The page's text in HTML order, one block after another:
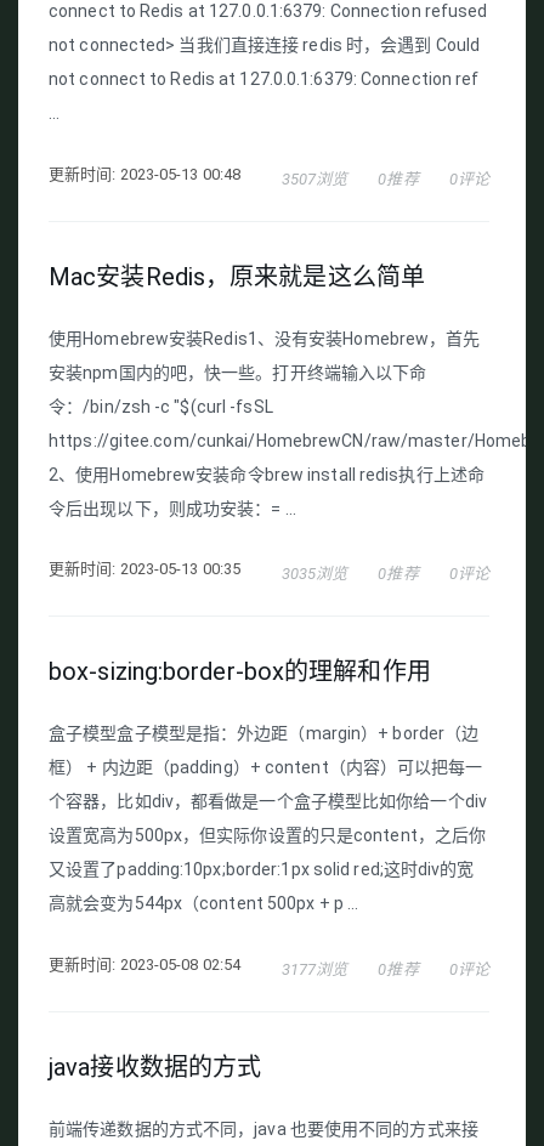
connect to Redis at 127.0.0.1:6379: Connection refused
not connected> 当我们直接连接 redis 时，会遇到 Could
not connect to Redis at 127.0.0.1:6379: Connection ref
更新时间: 2023-05-13 00:48 3507浏览 0推荐 0评论
Mac安装Redis，原来就是这么简单
使用Homebrew安装Redis1、没有安装Homebrew，首先
安装npm国内的吧，快一些。打开终端输入以下命
令：/bin/zsh -c "$(curl -fsSL
https://gitee.com/cunkai/HomebrewCN/raw/master/
2、使用Homebrew安装命令brew install redis执行上述命
令后出现以下，则成功安装：= ...
更新时间: 2023-05-13 00:35 3035浏览 0推荐 0评论
box-sizing:border-box的理解和作用
盒子模型盒子模型是指：外边距（margin）+ border（边
框） + 内边距（padding）+ content（内容）可以把每一
个容器，比如div，都看做是一个盒子模型比如你给一个div
设置宽高为500px，但实际你设置的只是content，之后你
又设置了padding:10px;border:1px solid red;这时div的宽
高就会变为544px（content 500px + p ...
更新时间: 2023-05-08 02:54 3177浏览 0推荐 0评论
java接收数据的方式
前端传递数据的方式不同，java 也要使用不同的方式来接